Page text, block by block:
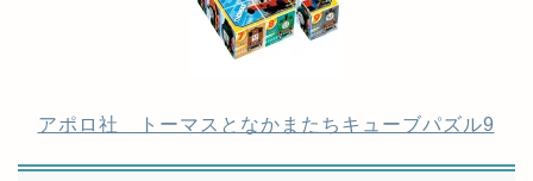
アポロ社 トーマスとなかまたちキューブパズル9